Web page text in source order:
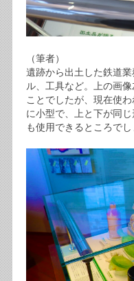
（筆者）
遺跡から出土した鉄道
ル、工具など。上の画
ことでしたが、現在使
に小型で、上と下が同
も使用できるところでし